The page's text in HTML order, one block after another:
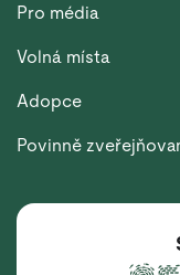
Pro média
Volná místa
Adopce
Povinně